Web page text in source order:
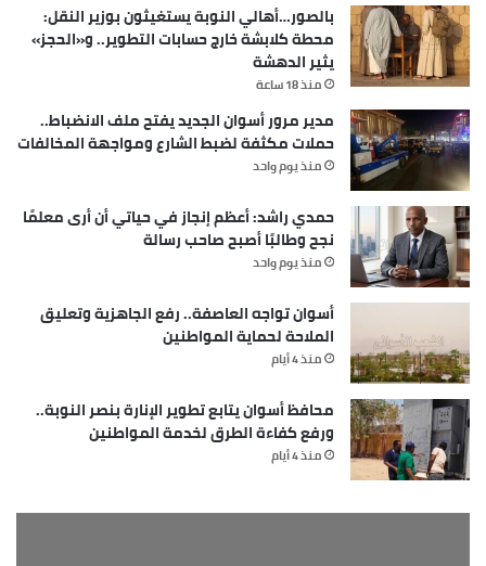
بالصور…أهالي النوبة يستغيثون بوزير النقل:
محطة كلابشة خارج حسابات التطوير.. و«الحجز»
يثير الدهشة
منذ 18 ساعة
مدير مرور أسوان الجديد يفتح ملف الانضباط..
حملات مكثفة لضبط الشارع ومواجهة المخالفات
منذ يوم واحد
حمدي راشد: أعظم إنجاز في حياتي أن أرى معلمًا
نجح وطالبًا أصبح صاحب رسالة
منذ يوم واحد
أسوان تواجه العاصفة.. رفع الجاهزية وتعليق
الملاحة لحماية المواطنين
منذ 4 أيام
محافظ أسوان يتابع تطوير الإنارة بنصر النوبة..
ورفع كفاءة الطرق لخدمة المواطنين
منذ 4 أيام